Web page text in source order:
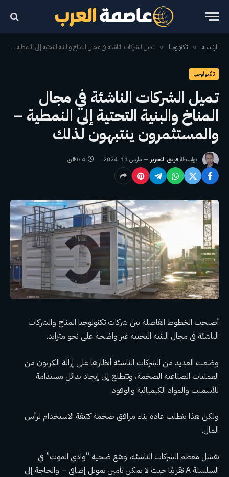
الرئيسية » تكنولوجيا » تميل الشركات الناشئة في مجال المناخ والبنية التحتية إلى النمطية – والمستثمرون ينتبهون لذلك
تكنولوجيا
تميل الشركات الناشئة في مجال
المناخ والبنية التحتية إلى النمطية –
والمستثمرون ينتبهون لذلك
بواسطةفريق التحرير مارس 11, 2024 4 دقائق
أصبحت الخطوط الفاصلة بين شركات تكنولوجيا المناخ والشركات
الناشئة في مجال البنية التحتية غير واضحة على نحو متزايد.
وضعت العديد من الشركات الناشئة أنظارها على إزالة الكربون من
العمليات الصناعية الضخمة، وتتطلع إلى إيجاد بدائل مستدامة
للأسمنت والمواد الكيميائية والوقود.
ولكن هذا يتطلب عادة بناء مرافق ضخمة كثيفة الاستخدام لرأس
المال.
تفشل معظم الشركات الناشئة، وتقع ضحية “وادي الموت” في
السلسلة A تقريبًا حيث لا يمكن تأمين تمويل إضافي – والحاجة إلى